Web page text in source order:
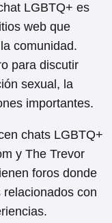
LGBTQ+ es
web que
comunidad.
para discutir
sexual, la
importantes.
chats LGBTQ+
y The Trevor
foros donde
relacionados con